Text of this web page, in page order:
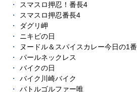
スマスロ押忍！番長4
スマスロ押忍番長4
ダグリ岬
ニキビの日
ヌードル＆スパイスカレー今日の1番
パールネックレス
バイクの日
バイク川崎バイク
バトルゴルファー唯